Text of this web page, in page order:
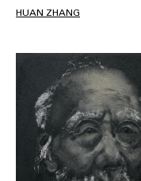
HUAN ZHANG